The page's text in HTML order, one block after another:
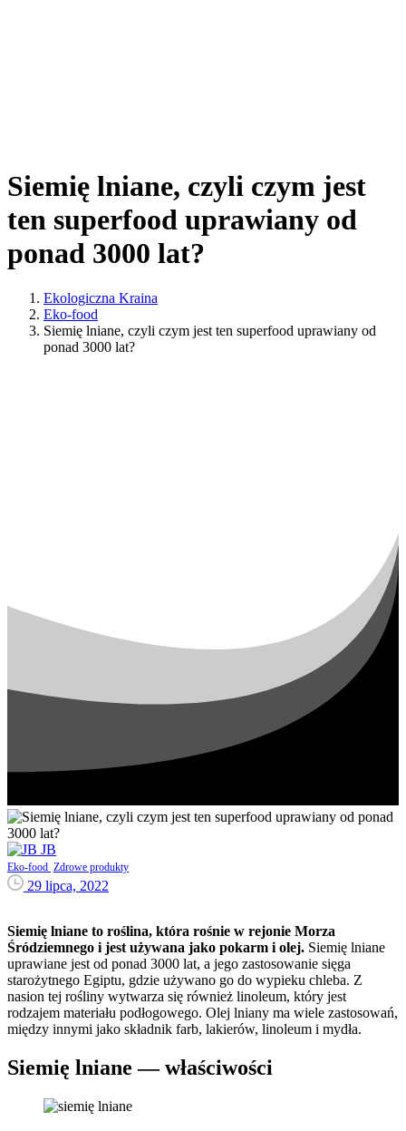
Siemię lniane, czyli czym jest
ten superfood uprawiany od
ponad 3000 lat?
Ekologiczna Kraina
Eko-food
Siemię lniane, czyli czym jest ten superfood uprawiany od
ponad 3000 lat?
JB
Eko-food Zdrowe produkty
29 lipca, 2022
Siemię lniane to roślina, która rośnie w rejonie Morza
Śródziemnego i jest używana jako pokarm i olej. Siemię lniane
uprawiane jest od ponad 3000 lat, a jego zastosowanie sięga
starożytnego Egiptu, gdzie używano go do wypieku chleba. Z
nasion tej rośliny wytwarza się również linoleum, który jest
rodzajem materiału podłogowego. Olej lniany ma wiele zastosowań,
między innymi jako składnik farb, lakierów, linoleum i mydła.
Siemię lniane — właściwości